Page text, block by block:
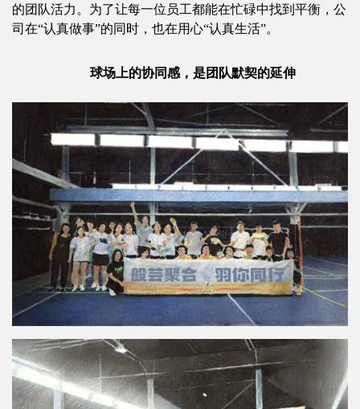
的团队活力。为了让每一位员工都能在忙碌中找到平衡，公
司在“认真做事”的同时，也在用心“认真生活”。
球场上的协同感，是团队默契的延伸